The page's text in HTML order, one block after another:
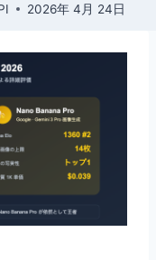
2026年 4月 24日